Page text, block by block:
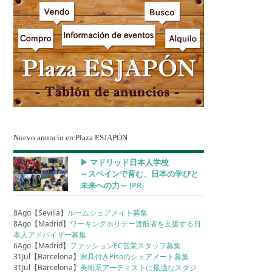
Nuevo anuncio en Plaza ESJAPÓN
▶︎ マドリッド日本人学校
～スペインで育む、日本の学びと
未来への力～ [PR]
8Ago【Sevilla】 ルームシェアメイト募集
8Ago【Madrid】 ワーキングホリデー渡航者を支援する日
本人アドバイザー募集
6Ago【Madrid】 ファッションEC営業スタッフ募集
31Jul【Barcelona】家具付きPisoのシェアメート募集
31Jul【Barcelona】美術系アーティストに最適なスタジ